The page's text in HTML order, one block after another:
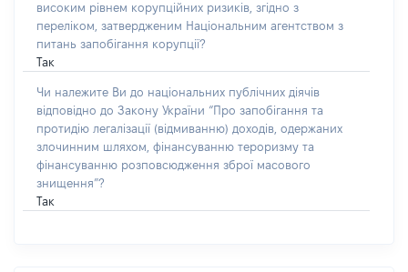
високим рівнем корупційних ризиків, згідно з
переліком, затвердженим Національним агентством з
питань запобігання корупції?
Так
Чи належите Ви до національних публічних діячів
відповідно до Закону України “Про запобігання та
протидію легалізації (відмиванню) доходів, одержаних
злочинним шляхом, фінансуванню тероризму та
фінансуванню розповсюдження зброї масового
знищення”?
Так